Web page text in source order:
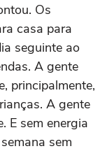
Os
casa para
seguinte ao
A gente
principalmente,
A gente
E sem energia
sem